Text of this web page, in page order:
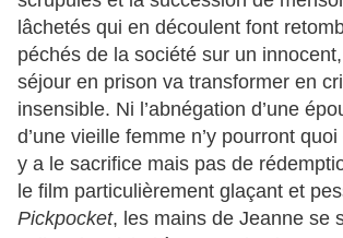
lâchetés qui en découlent font
péchés de la société sur un
séjour en prison va transformer en
insensible. Ni l’abnégation d’une
d’une vieille femme n’y pourront
y a le sacrifice mais pas de
le film particulièrement glaçant et
Pickpocket, les mains de Jeanne se